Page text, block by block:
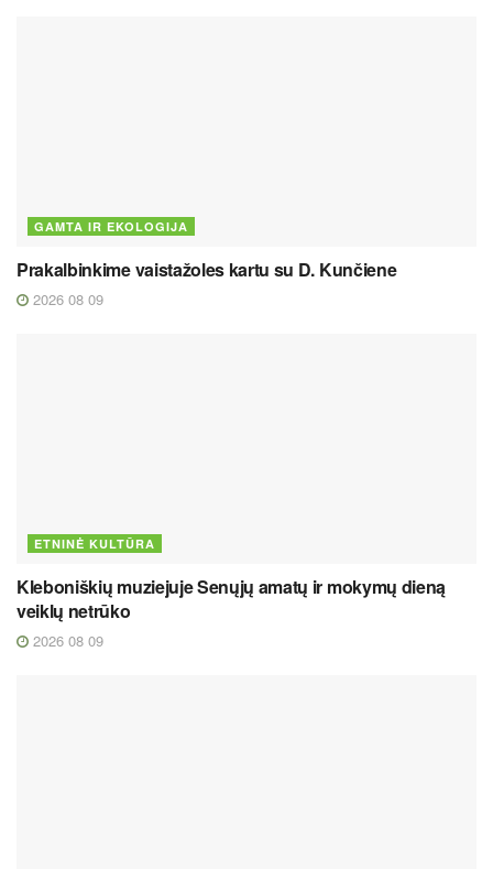
GAMTA IR EKOLOGIJA
Prakalbinkime vaistažoles kartu su D. Kunčiene
2026 08 09
ETNINĖ KULTŪRA
Kleboniškių muziejuje Senųjų amatų ir mokymų dieną
veiklų netrūko
2026 08 09